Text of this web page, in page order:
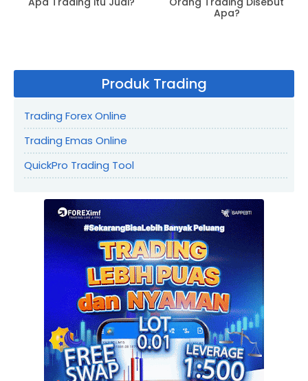
Apa?
Produk Trading
Trading Forex Online
Trading Emas Online
QuickPro Trading Tool